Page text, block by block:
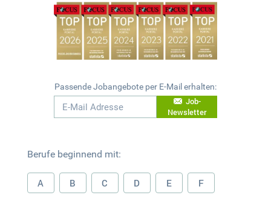
Passende Jobangebote per E-Mail erhalten:
Job-
Newsletter
Berufe beginnend mit:
A B C D E F